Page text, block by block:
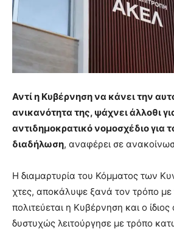
Αντί η Κυβέρνηση να κάνει την
ανικανότητα της, ψάχνει άλλοθι
αντιδημοκρατικό νομοσχέδιο για
διαδήλωση, αναφέρει σε
Η διαμαρτυρία του Κόμματος των
χτες, αποκάλυψε ξανά τον τρόπο με
πολιτεύεται η Κυβέρνηση και ο
δυστυχώς λειτούργησε με τρόπο